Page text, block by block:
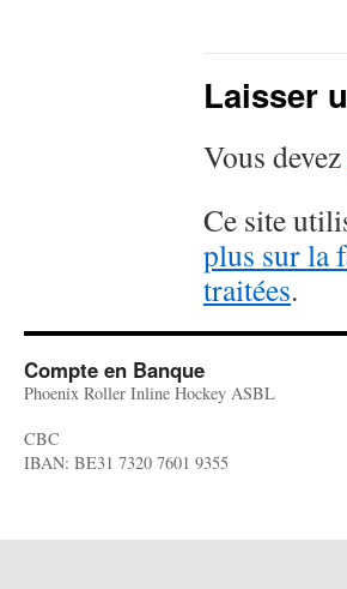
Laisser
Vous devez
Ce site
plus sur la
traitées.
Compte en Banque
Phoenix Roller Inline Hockey ASBL
CBC
IBAN: BE31 7320 7601 9355